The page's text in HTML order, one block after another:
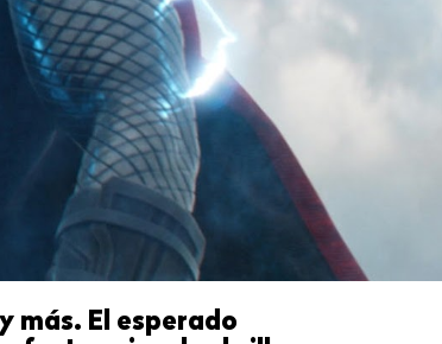
más. El esperado